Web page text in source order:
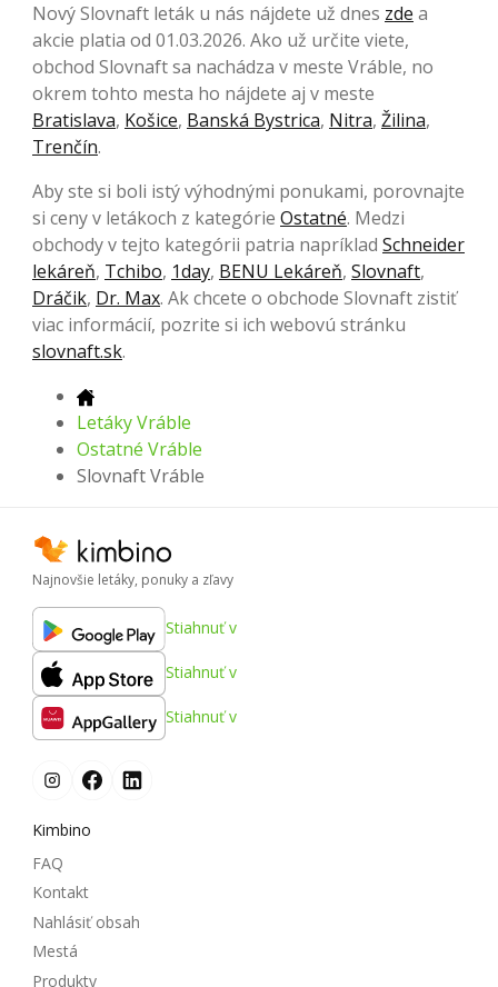
Nový Slovnaft leták u nás nájdete už dnes zde a
akcie platia od 01.03.2026. Ako už určite viete,
obchod Slovnaft sa nachádza v meste Vráble, no
okrem tohto mesta ho nájdete aj v meste
Bratislava, Košice, Banská Bystrica, Nitra, Žilina,
Trenčín.
Aby ste si boli istý výhodnými ponukami, porovnajte
si ceny v letákoch z kategórie Ostatné. Medzi
obchody v tejto kategórii patria napríklad Schneider
lekáreň, Tchibo, 1day, BENU Lekáreň, Slovnaft,
Dráčik, Dr. Max. Ak chcete o obchode Slovnaft zistiť
viac informácií, pozrite si ich webovú stránku
slovnaft.sk.
Letáky Vráble
Ostatné Vráble
Slovnaft Vráble
Najnovšie letáky, ponuky a zľavy
Stiahnuť v
Stiahnuť v
Stiahnuť v
Kimbino
FAQ
Kontakt
Nahlásiť obsah
Mestá
Produkty